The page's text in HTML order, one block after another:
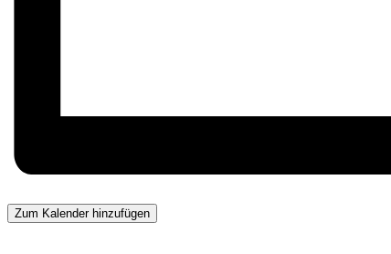
Zum Kalender hinzufügen